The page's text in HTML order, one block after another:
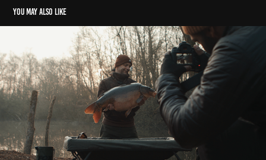
You may also like
Fox Carp
2021